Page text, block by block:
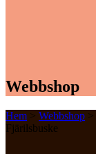
Webbshop
Hem > Webbshop >
Fjärilsbuske